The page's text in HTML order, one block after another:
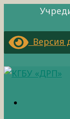
Версия